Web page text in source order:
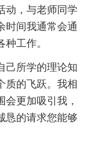
动，与老师同学
时间我通常会通
工作。
己所学的理论知
质的飞跃。我相
更加吸引我，
恳的请求您能够